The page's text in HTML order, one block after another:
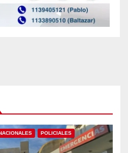
POLICIALES